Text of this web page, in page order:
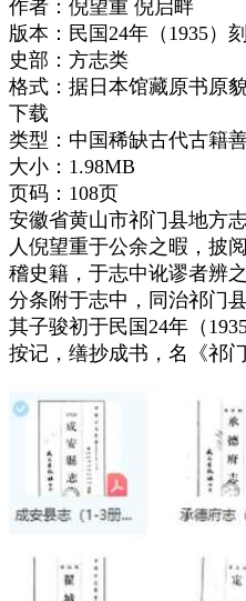
作者：倪望重 倪启畔
版本：民国24年（1935）
史部：方志类
格式：据日本馆藏原书原
下载
类型：中国稀缺古代古籍
大小：1.98MB
页码：108页
安徽省黄山市祁门县地方
人倪望重于公余之暇，披
稽史籍，于志中讹谬者辨
分条附于志中，同治祁门
其子骏初于民国24年（
按记，缮抄成书，名《祁